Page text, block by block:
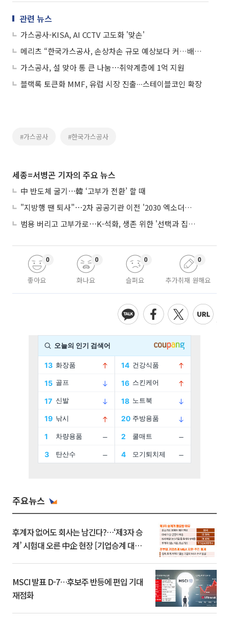
관련 뉴스
가스공사-KISA, AI CCTV 고도화 '맞손'
메리츠 “한국가스공사, 손상차손 규모 예상보다 커…배당이 핵심 변수”
가스공사, 설 맞아 통 큰 나눔⋯취약계층에 1억 지원
블랙록 토큰화 MMF, 유럽 시장 진출∙∙∙스테이블코인 확장
#가스공사 #한국가스공사
세종=서병곤 기자의 주요 뉴스
中 반도체 굴기⋯韓 ‘고부가 전환’ 할 때
"지방행 땐 퇴사"⋯2차 공공기관 이전 '2030 엑소더스' 뇌관
범용 버리고 고부가로⋯K-석화, 생존 위한 '선택과 집중'
좋아요
0
화나요
0
슬퍼요
0
추가취재 원해요
0
주요뉴스
후계자 없어도 회사는 남긴다?…‘제3자 승
계’ 시험대 오른 中企 현장 [기업승계 대전
MSCI 발표 D-7…후보주 반등에 편입 기대
재점화